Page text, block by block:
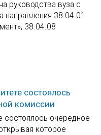
руководства вуза с
направления 38.04.01
38.04.08
состоялось
комиссии
состоялось очередное
которое